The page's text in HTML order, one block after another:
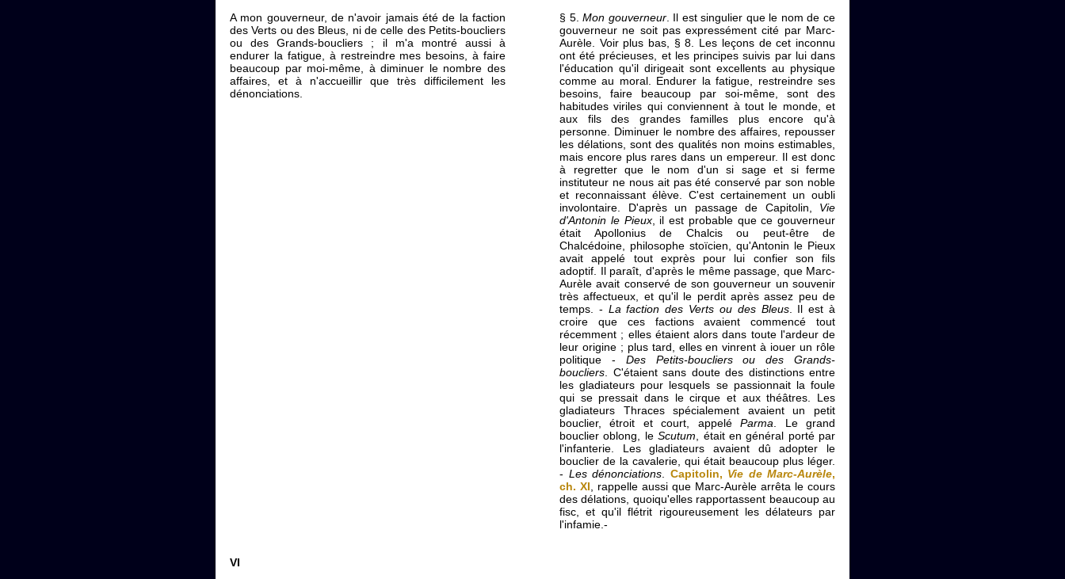
A mon gouverneur, de n'avoir jamais été de la faction
des Verts ou des Bleus, ni de celle des Petits-boucliers
ou des Grands-boucliers ; il m'a montré aussi à
endurer la fatigue, à restreindre mes besoins, à faire
beaucoup par moi-même, à diminuer le nombre des
affaires, et à n'accueillir que très difficilement les
dénonciations.
§ 5.Mon gouverneur. Il est singulier que le nom de ce
gouverneur ne soit pas expressément cité par Marc-
Aurèle. Voir plus bas, § 8. Les leçons de cet inconnu
ont été précieuses, et les principes suivis par lui dans
l'éducation qu'il dirigeait sont excellents au physique
comme au moral. Endurer la fatigue, restreindre ses
besoins, faire beaucoup par soi-même, sont des
habitudes viriles qui conviennent à tout le monde, et
aux fils des grandes familles plus encore qu'à
personne. Diminuer le nombre des affaires, repousser
les délations, sont des qualités non moins estimables,
mais encore plus rares dans un empereur. Il est donc
à regretter que le nom d'un si sage et si ferme
instituteur ne nous ait pas été conservé par son noble
et reconnaissant élève. C'est certainement un oubli
involontaire. D'après un passage de Capitolin, Vie
d'Antonin le Pieux, il est probable que ce gouverneur
était Apollonius de Chalcis ou peut-être de
Chalcédoine, philosophe stoïcien, qu'Antonin le Pieux
avait appelé tout exprès pour lui confier son fils
adoptif. Il paraît, d'après le même passage, que Marc-
Aurèle avait conservé de son gouverneur un souvenir
très affectueux, et qu'il le perdit après assez peu de
temps. - La faction des Verts ou des Bleus. Il est à
croire que ces factions avaient commencé tout
récemment ; elles étaient alors dans toute l'ardeur de
leur origine ; plus tard, elles en vinrent à iouer un rôle
politique - Des Petits-boucliers ou des Grands-
boucliers . C'étaient sans doute des distinctions entre
les gladiateurs pour lesquels se passionnait la foule
qui se pressait dans le cirque et aux théâtres. Les
gladiateurs Thraces spécialement avaient un petit
bouclier, étroit et court, appeléParma . Le grand
bouclier oblong, leScutum , était en général porté par
l'infanterie. Les gladiateurs avaient dû adopter le
bouclier de la cavalerie, qui était beaucoup plus léger.
- Les dénonciations Capitolin, Vie de Marc-Aurèle,
ch. XI , rappelle aussi que Marc-Aurèle arrêta le cours
des délations, quoiqu'elles rapportassent beaucoup au
fisc, et qu'il flétrit rigoureusement les délateurs par
l'infamie.-
VI